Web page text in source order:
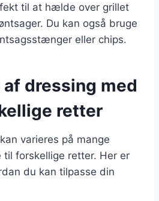
til at hælde over grillet
Du kan også bruge
eller chips.
dressing med
retter
varieres på mange
til forskellige retter. Her er
du kan tilpasse din